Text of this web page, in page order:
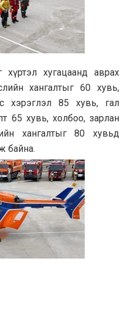
хугацаанд аврах
хангалтыг 60 хувь,
хэрэглэл 85 хувь, гал
65 хувь, холбоо, зарлан
хангалтыг 80 хувьд
байна.